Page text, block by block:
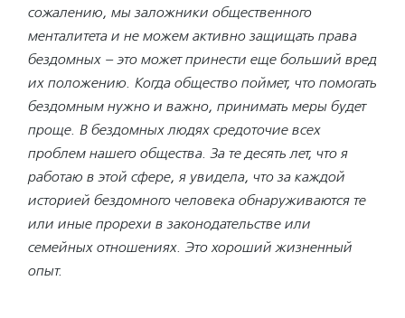
сожалению, мы заложники общественного
менталитета и не можем активно защищать права
бездомных – это может принести еще больший вред
их положению. Когда общество поймет, что помогать
бездомным нужно и важно, принимать меры будет
проще. В бездомных людях средоточие всех
проблем нашего общества. За те десять лет, что я
работаю в этой сфере, я увидела, что за каждой
историей бездомного человека обнаруживаются те
или иные прорехи в законодательстве или
семейных отношениях. Это хороший жизненный
опыт.